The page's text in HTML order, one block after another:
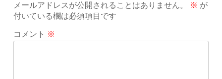
メールアドレスが公開されることはありません。 ※ が
付いている欄は必須項目です
コメント ※